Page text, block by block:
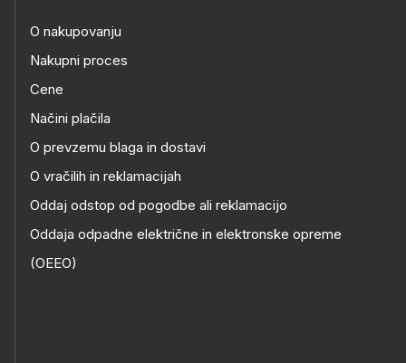
O nakupovanju
Nakupni proces
Cene
Načini plačila
O prevzemu blaga in dostavi
O vračilih in reklamacijah
Oddaj odstop od pogodbe ali reklamacijo
Oddaja odpadne električne in elektronske opreme
(OEEO)